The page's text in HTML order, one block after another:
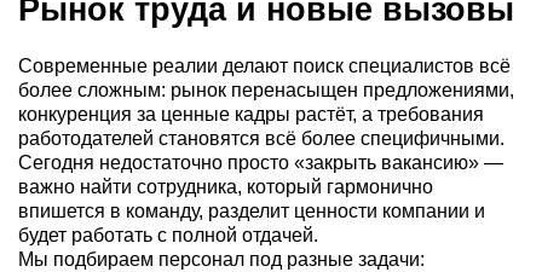
Рынок труда и новые вызовы
Современные реалии делают поиск специалистов всё
более сложным: рынок перенасыщен предложениями,
конкуренция за ценные кадры растёт, а требования
работодателей становятся всё более специфичными.
Сегодня недостаточно просто «закрыть вакансию» —
важно найти сотрудника, который гармонично
впишется в команду, разделит ценности компании и
будет работать с полной отдачей.
Мы подбираем персонал под разные задачи: